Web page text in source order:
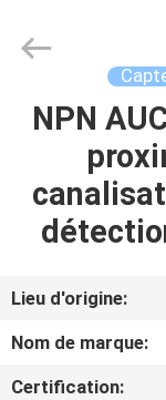
MAISON
PRODUITS
SUJET
DE
NOUS
Copyright
industrial-
automationsensors.com.
NPN
Lieu d'origine:
Nom de marque:
Certification: